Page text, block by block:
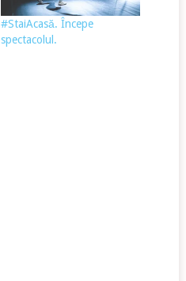
#StaiAcasă. Începe
spectacolul.